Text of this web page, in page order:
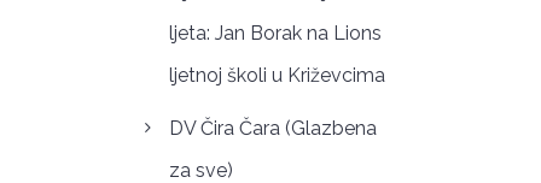
ljeta: Jan Borak na Lions
ljetnoj školi u Križevcima
DV Čira Čara (Glazbena
za sve)